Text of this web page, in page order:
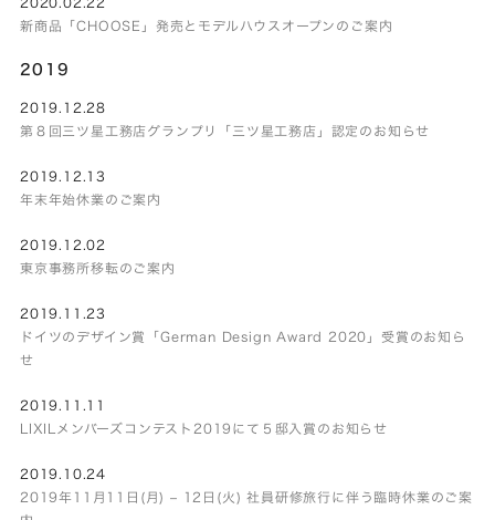
新商品「CHOOSE」発売とモデルハウスオープンのご案内
2019
2019.12.28
第８回三ツ星工務店グランプリ「三ツ星工務店」認定のお知らせ
2019.12.13
年末年始休業のご案内
2019.12.02
東京事務所移転のご案内
2019.11.23
ドイツのデザイン賞「German Design Award 2020」受賞のお知ら
せ
2019.11.11
LIXILメンバーズコンテスト2019にて５邸入賞のお知らせ
2019.10.24
2019年11月11日(月) – 12日(火) 社員研修旅行に伴う臨時休業のご案